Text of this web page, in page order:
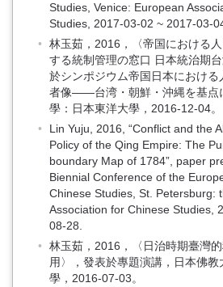
Studies, Venice: European
Studies, 2017-03-02 ~ 2017-03-
林玉茹，2016，〈帝国における
する統制管理の窓口 日本統治期
於シンポジウム帝国日本におけ
者像――台湾・朝鮮・沖縄を基
學：日本東洋大學，2016-12-04。
Lin Yuju, 2016, “Conflict and the
Policy of the Qing Empire: The
boundary Map of 1784”, paper
Biennial Conference of the
Chinese Studies, St. Petersburg:
Association for Chinese Studies,
08-28.
林玉茹，2016，〈日治時期臺灣
用〉，發表於專題演講，日本佛
學，2016-07-03。